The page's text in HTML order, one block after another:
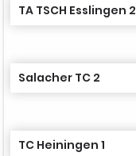
TA TSCH Esslingen 2
Salacher TC 2
TC Heiningen 1